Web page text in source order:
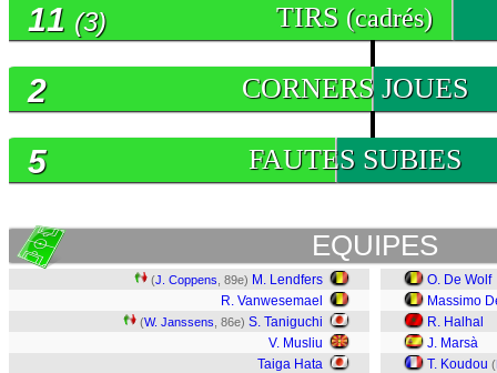
TIRS (cadrés)
11 (3)
CORNERS JOUES
2
FAUTES SUBIES
5
EQUIPES
(J. Coppens , 89e) M. Lendfers
R. Vanwesemael
(W. Janssens , 86e) S. Taniguchi
V. Musliu
Taiga Hata
O. De Wolf
Massimo
R. Halhal
J. Marsà
T. Koudou (